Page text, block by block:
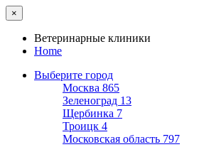
×
Ветеринарные клиники
Home
Выберите город
Москва 865
Зеленоград 13
Щербинка 7
Троицк 4
Московская область 797